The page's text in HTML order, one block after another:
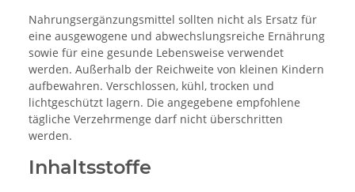
Nahrungsergänzungsmittel sollten nicht als Ersatz für
eine ausgewogene und abwechslungsreiche Ernährung
sowie für eine gesunde Lebensweise verwendet
werden. Außerhalb der Reichweite von kleinen Kindern
aufbewahren. Verschlossen, kühl, trocken und
lichtgeschützt lagern. Die angegebene empfohlene
tägliche Verzehrmenge darf nicht überschritten
werden.
Inhaltsstoffe